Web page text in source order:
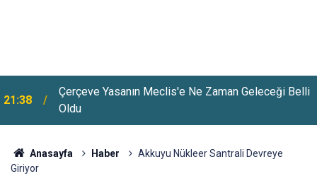
21:13
Bakan Gürlek Esenyurt'tan Mesaj Verdi: Suçluların
Yaptıkları Yanına Kalmayacak
Anasayfa Haber
Akkuyu Nükleer Santrali Devreye
Giriyor